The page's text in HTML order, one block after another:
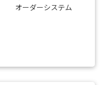
オーダーシステム